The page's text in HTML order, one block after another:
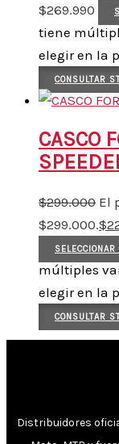
$269.990
tiene
elegir en la
CONSULTAR
CASCO
$299.000 El
$299.000.$
SELECCIONAR
múltiples
elegir en la
CONSULTAR
Distribuidores